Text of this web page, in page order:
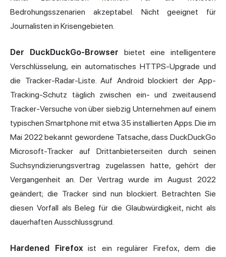
Bedrohungsszenarien akzeptabel. Nicht geeignet für
Journalisten in Krisengebieten.
Der DuckDuckGo-Browser bietet eine intelligentere
Verschlüsselung, ein automatisches HTTPS-Upgrade und
die Tracker-Radar-Liste. Auf Android blockiert der App-
Tracking-Schutz täglich zwischen ein- und zweitausend
Tracker-Versuche von über siebzig Unternehmen auf einem
typischen Smartphone mit etwa 35 installierten Apps. Die im
Mai 2022 bekannt gewordene Tatsache, dass DuckDuckGo
Microsoft-Tracker auf Drittanbieterseiten durch seinen
Suchsyndizierungsvertrag zugelassen hatte, gehört der
Vergangenheit an. Der Vertrag wurde im August 2022
geändert; die Tracker sind nun blockiert. Betrachten Sie
diesen Vorfall als Beleg für die Glaubwürdigkeit, nicht als
dauerhaften Ausschlussgrund.
Hardened Firefoxist ein regulärer Firefox, dem die